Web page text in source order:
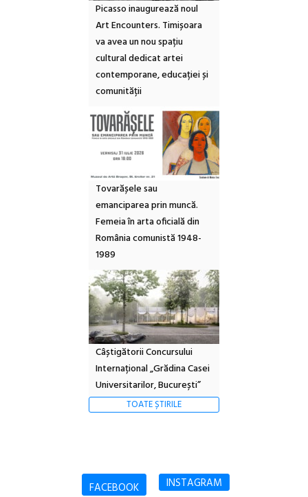
Picasso inaugurează noul
Art Encounters. Timișoara
va avea un nou spațiu
cultural dedicat artei
contemporane, educației și
comunității
Tovarășele sau
emanciparea prin muncă.
Femeia în arta oficială din
România comunistă 1948-
1989
Câștigătorii Concursului
Internațional „Grădina Casei
Universitarilor, București”
TOATE ȘTIRILE
FACEBOOK INSTAGRAM